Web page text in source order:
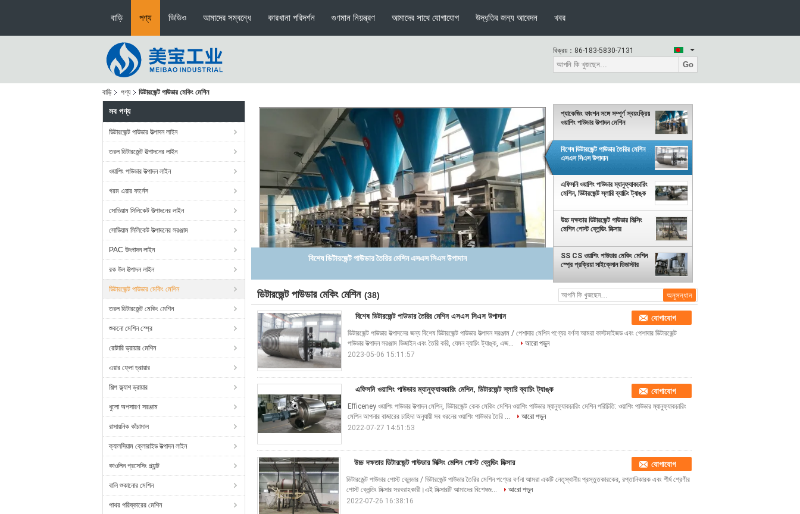
বাড়ি পণ্য ভিডিও আমাদের সম্বন্ধে কারখানা পরিদর্শন গুণমান নিয়ন্ত্রণ আমাদের সাথে যোগাযোগ উদ্ধৃতির জন্য আবেদন খবর
বিক্রয়： 86-183-5830-7131
Go
বাড়ি পণ্য ডিটারজেন্ট পাউডার মেকিং মেশিন
সব পণ্য
ডিটারজেন্ট পাউডার উত্পাদন লাইন
তরল ডিটারজেন্ট উত্পাদনের লাইন
ওয়াশিং পাউডার উত্পাদন লাইন
গরম এয়ার ফার্নেস
সোডিয়াম সিলিকেট উত্পাদনের লাইন
সোডিয়াম সিলিকেট উত্পাদনের সরঞ্জাম
PAC উৎপাদন লাইন
রক উল উত্পাদন লাইন
ডিটারজেন্ট পাউডার মেকিং মেশিন
তরল ডিটারজেন্ট মেকিং মেশিন
শুকনো মেশিন স্প্রে
রোটারি ড্রায়ার মেশিন
এয়ার ফ্লো ড্রায়ার
শিল্প ফ্ল্যাশ ড্রায়ার
ধুলো অপসারণ সরঞ্জাম
রাসায়নিক কাঁচামাল
ক্যালসিয়াম ক্লোরাইড উত্পাদন লাইন
কাওলিন প্রসেসিং প্ল্যান্ট
বালি শুকানোর মেশিন
পাথর পরিষ্কারের মেশিন
বিশেষ ডিটারজেন্ট পাউডার তৈরির মেশিন এসএস সিএস উপাদান
প্যাকেজিং ফাংশন সঙ্গে সম্পূর্ণ স্বয়ংক্রিয়
ওয়াশিং পাউডার উত্পাদন মেশিন
বিশেষ ডিটারজেন্ট পাউডার তৈরির মেশিন
এসএস সিএস উপাদান
এফিসনি ওয়াশিং পাউডার ম্যানুফ্যাকচারিং
মেশিন, ডিটারজেন্ট স্লারি ব্যাচিং ট্যাঙ্ক
উচ্চ দক্ষতার ডিটারজেন্ট পাউডার মিক্সিং
মেশিন পোস্ট ব্লেন্ডিং মিক্সার
SS CS ওয়াশিং পাউডার মেকিং মেশিন
স্প্রে প্রক্রিয়া সাইক্লোন ডিডাস্টার
ডিটারজেন্ট পাউডার মেকিং মেশিন (38)
বিশেষ ডিটারজেন্ট পাউডার তৈরির মেশিন এসএস সিএস উপাদান যোগাযোগ
ডিটারজেন্ট পাউডার উত্পাদনের জন্য বিশেষ ডিটারজেন্ট পাউডার উত্পাদন সরঞ্জাম / পেশাদার মেশিন পণ্যের বর্ণনা আমরা কাস্টমাইজড এবং পেশাদার ডিটারজেন্ট
পাউডার উত্পাদন সরঞ্জাম ডিজাইন এবং তৈরি করি, যেমন ব্যাচিং ট্যাঙ্ক, এজ...
আরো পড়ুন
2023-05-06 15:11:57
এফিসনি ওয়াশিং পাউডার ম্যানুফ্যাকচারিং মেশিন, ডিটারজেন্ট স্লারি ব্যাচিং ট্যাঙ্ক যোগাযোগ
Efficeney ওয়াশিং পাউডার উত্পাদন মেশিন, ডিটারজেন্ট কেক মেকিং মেশিন ওয়াশিং পাউডার ম্যানুফ্যাকচারিং মেশিন পরিচিতি: ওয়াশিং পাউডার ম্যানুফ্যাকচারিং
মেশিন আপনার বাজারের চাহিদা অনুযায়ী সব ধরনের ওয়াশিং পাউডার তৈরি ...
আরো পড়ুন
2022-07-27 14:51:53
উচ্চ দক্ষতার ডিটারজেন্ট পাউডার মিক্সিং মেশিন পোস্ট ব্লেন্ডিং মিক্সার যোগাযোগ
ডিটারজেন্ট পাউডার পোস্ট ব্লেন্ডার / ডিটারজেন্ট পাউডার তৈরির মেশিন পণ্যের বর্ণনা আমরা একটি নেতৃস্থানীয় প্রস্তুতকারকের, রপ্তানিকারক এবং শীর্ষ শ্রেণীর
পোস্ট ব্লেন্ডিং মিক্সার সরবরাহকারী।এই মিক্সারটি আমাদের বিশেষজ...
আরো পড়ুন
2022-07-26 16:38:16